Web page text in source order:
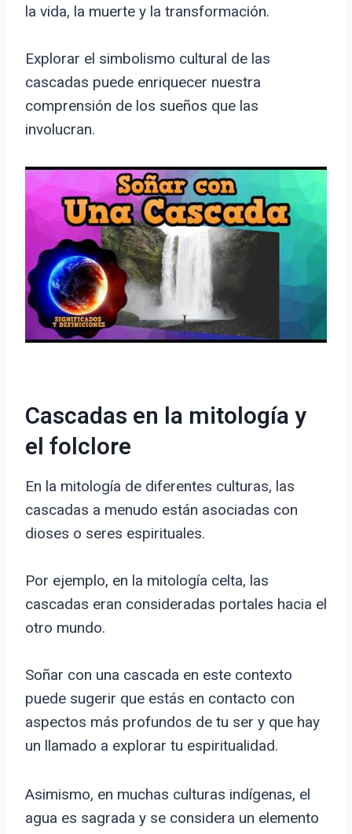
la vida, la muerte y la transformación.
Explorar el simbolismo cultural de las
cascadas puede enriquecer nuestra
comprensión de los sueños que las
involucran.
Cascadas en la mitología y
el folclore
En la mitología de diferentes culturas, las
cascadas a menudo están asociadas con
dioses o seres espirituales.
Por ejemplo, en la mitología celta, las
cascadas eran consideradas portales hacia el
otro mundo.
Soñar con una cascada en este contexto
puede sugerir que estás en contacto con
aspectos más profundos de tu ser y que hay
un llamado a explorar tu espiritualidad.
Asimismo, en muchas culturas indígenas, el
agua es sagrada y se considera un elemento